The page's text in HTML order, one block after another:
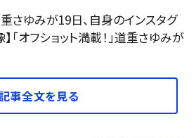
さゆみが19日、自身のインスタグ
「オフショット満載！」道重さゆみが
事全文を見る